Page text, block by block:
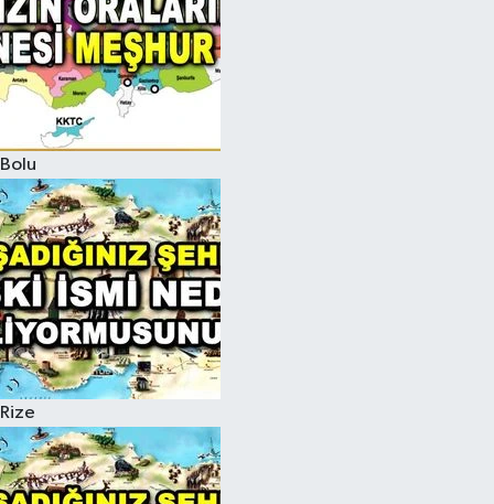
Bolu
Rize